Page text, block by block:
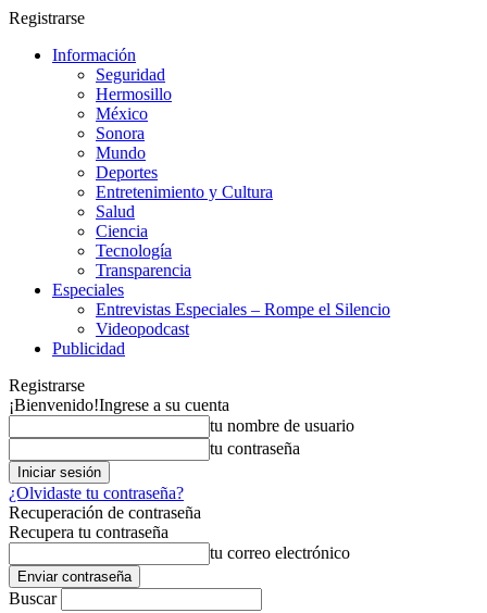
Registrarse
Información
Seguridad
Hermosillo
México
Sonora
Mundo
Deportes
Entretenimiento y Cultura
Salud
Ciencia
Tecnología
Transparencia
Especiales
Entrevistas Especiales – Rompe el Silencio
Videopodcast
Publicidad
Registrarse
¡Bienvenido!Ingrese a su cuenta
tu nombre de usuario
tu contraseña
¿Olvidaste tu contraseña?
Recuperación de contraseña
Recupera tu contraseña
tu correo electrónico
Buscar